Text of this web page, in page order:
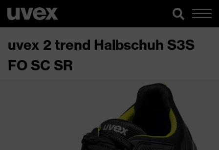
uvex 2 trend Halbschuh S3S
FO SC SR